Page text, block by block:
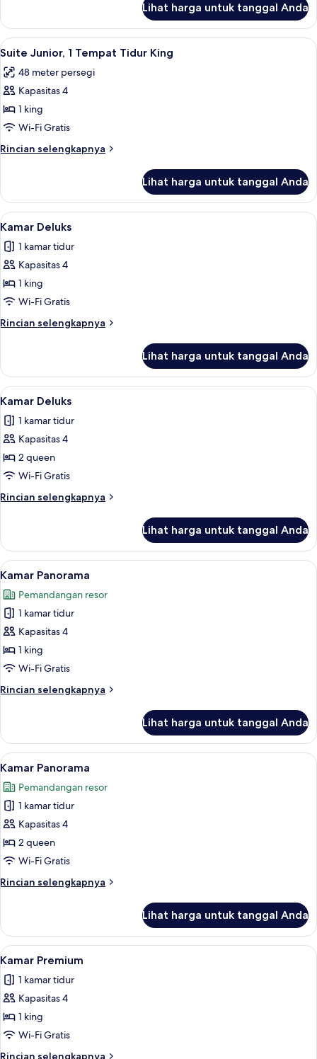
King
Kamar
Deluks,
1
Tidur
King
Lihat harga untuk tanggal Anda
Lihat
semua
foto
untuk
Suite
Junior,
1
Tempat
King
Suite Junior, 1 Tempat Tidur King |
6
Suite Junior, 1 Tempat Tidur King
48 meter persegi
Kapasitas 4
1 king
Wi-Fi Gratis
Rincian selengkapnya
Rincian
Suite
Junior,
1
Tidur
King
Lihat harga untuk tanggal Anda
Lihat
semua
foto
untuk
Kamar
Deluks
Kamar Deluks | Seprai premium,
6
Kamar Deluks
1 kamar tidur
Kapasitas 4
1 king
Wi-Fi Gratis
Rincian selengkapnya
Rincian
Kamar
Deluks
Lihat harga untuk tanggal Anda
Lihat
semua
foto
untuk
Kamar
Deluks
Seprai premium, bantalan ekstra
6
Kamar Deluks
1 kamar tidur
Kapasitas 4
2 queen
Wi-Fi Gratis
Rincian selengkapnya
Rincian
Kamar
Deluks
Lihat harga untuk tanggal Anda
Lihat
semua
foto
untuk
Kamar
Panorama
Kamar Panorama | Seprai premium,
7
Kamar Panorama
Pemandangan resor
1 kamar tidur
Kapasitas 4
1 king
Wi-Fi Gratis
Rincian selengkapnya
Rincian
Kamar
Panorama
Lihat harga untuk tanggal Anda
Lihat
semua
foto
untuk
Kamar
Panorama
Kamar Panorama | Pemandangan
6
Kamar Panorama
Pemandangan resor
1 kamar tidur
Kapasitas 4
2 queen
Wi-Fi Gratis
Rincian selengkapnya
Rincian
Kamar
Panorama
Lihat harga untuk tanggal Anda
Lihat
semua
foto
untuk
Kamar
Premium
Kamar Premium | Pemandangan dari
7
Kamar Premium
1 kamar tidur
Kapasitas 4
1 king
Wi-Fi Gratis
Rincian selengkapnya
Rincian